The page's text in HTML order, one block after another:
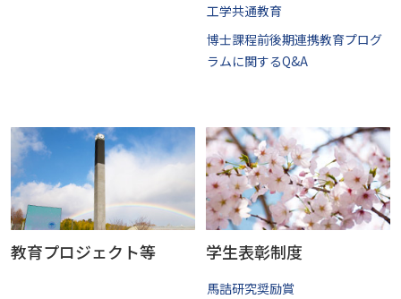
工学共通教育
博士課程前後期連携教育プログ
ラムに関するQ&A
教育プロジェクト等 学生表彰制度
馬詰研究奨励賞